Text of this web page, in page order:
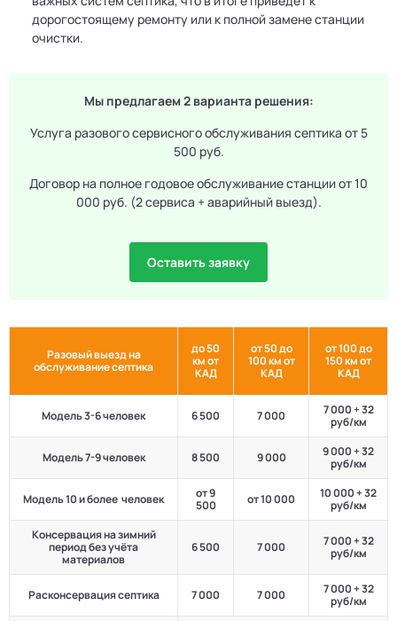
дорогостоящему ремонту или к полной замене станции
очистки.
Мы предлагаем 2 варианта решения:
Услуга разового сервисного обслуживания септика от 5
500 руб.
Договор на полное годовое обслуживание станции от 10
000 руб. (2 сервиса + аварийный выезд).
Оставить заявку
Разовый выезд на
обслуживание септика
до 50
км от
КАД
от 50 до
100 км от
КАД
от 100 до
150 км от
КАД
Модель 3-6 человек 6 500 7 000
7 000 + 32
руб/км
Модель 7-9 человек 8 500 9 000
9 000 + 32
руб/км
Модель 10 и более человек
от 9
500
от 10 000
10 000 + 32
руб/км
Консервация на зимний
период без учёта
материалов
6 500 7 000
7 000 + 32
руб/км
Расконсервация септика 7 000 7 000
7 000 + 32
руб/км